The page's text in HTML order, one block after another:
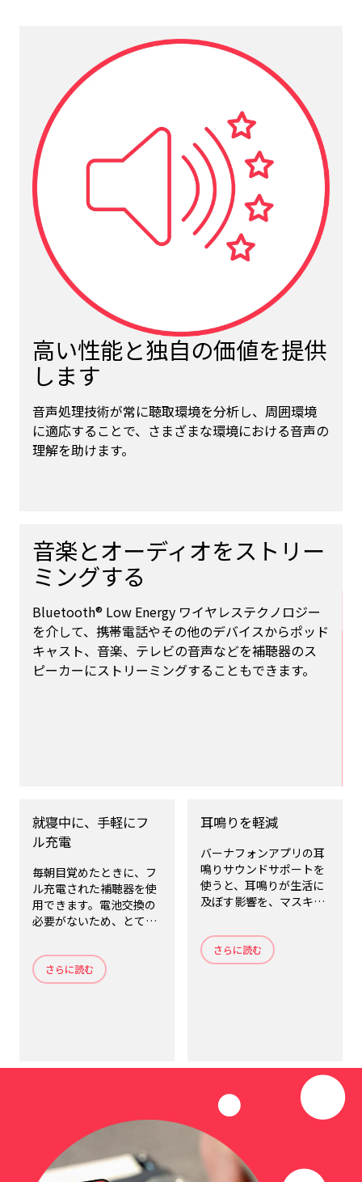
高い性能と独自の価値を提供
します
音声処理技術が常に聴取環境を分析し、周囲環境
に適応することで、さまざまな環境における音声の
理解を助けます。
音楽とオーディオをストリー
ミングする
Bluetooth® Low Energy ワイヤレステクノロジー
を介して、携帯電話やその他のデバイスからポッド
キャスト、音楽、テレビの音声などを補聴器のス
ピーカーにストリーミングすることもできます。
就寝中に、手軽にフ
ル充電
毎朝目覚めたときに、フ
ル充電された補聴器を使
用できます。電池交換の
必要がないため、とても
器を外して充電器に差し
込むだけで、充電できま
す。
さらに読む
耳鳴りを軽減
バーナフォンアプリの耳
鳴りサウンドサポートを
使うと、耳鳴りが生活に
及ぼす影響を、マスキン
サウンドが再生されま
す。さらに読む